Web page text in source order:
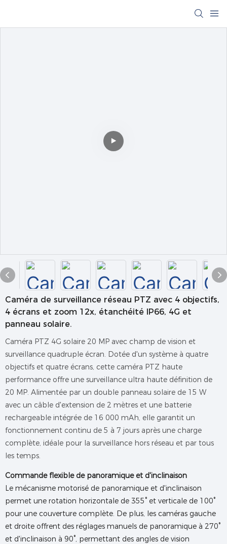
Caméra de surveillance réseau PTZ avec 4 objectifs,
4 écrans et zoom 12x, étanchéité IP66, 4G et
panneau solaire.
Caméra PTZ 4G solaire 20 MP avec champ de vision et
surveillance quadruple écran. Dotée d'un système à quatre
objectifs et quatre écrans, cette caméra PTZ haute
performance offre une surveillance ultra haute définition de
20 MP. Alimentée par un double panneau solaire de 15 W
avec un câble d'extension de 2 mètres et une batterie
rechargeable intégrée de 16 000 mAh, elle garantit un
fonctionnement continu de 5 à 7 jours après une charge
complète, idéale pour la surveillance hors réseau et par tous
les temps.
Commande flexible de panoramique et d'inclinaison
Le mécanisme motorisé de panoramique et d'inclinaison
permet une rotation horizontale de 355° et verticale de 100°
pour une couverture complète. De plus, les caméras gauche
et droite offrent des réglages manuels de panoramique à 270°
et d'inclinaison à 90°, permettant des angles de vision